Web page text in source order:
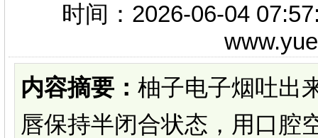
时间：2026-06-04
内容摘要： 柚子电子烟吐出
唇保持半闭合状态，用口腔